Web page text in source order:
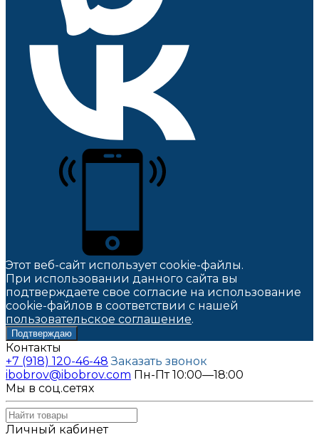
Этот веб-сайт использует cookie-файлы.
При использовании данного сайта вы
подтверждаете свое согласие на использование
cookie-файлов в соответствии с нашей
пользовательское соглашение.
Подтверждаю
Контакты
+7 (918) 120-46-48 Заказать звонок
ibobrov@ibobrov.com Пн-Пт 10:00—18:00
Мы в соц.сетях
Личный кабинет